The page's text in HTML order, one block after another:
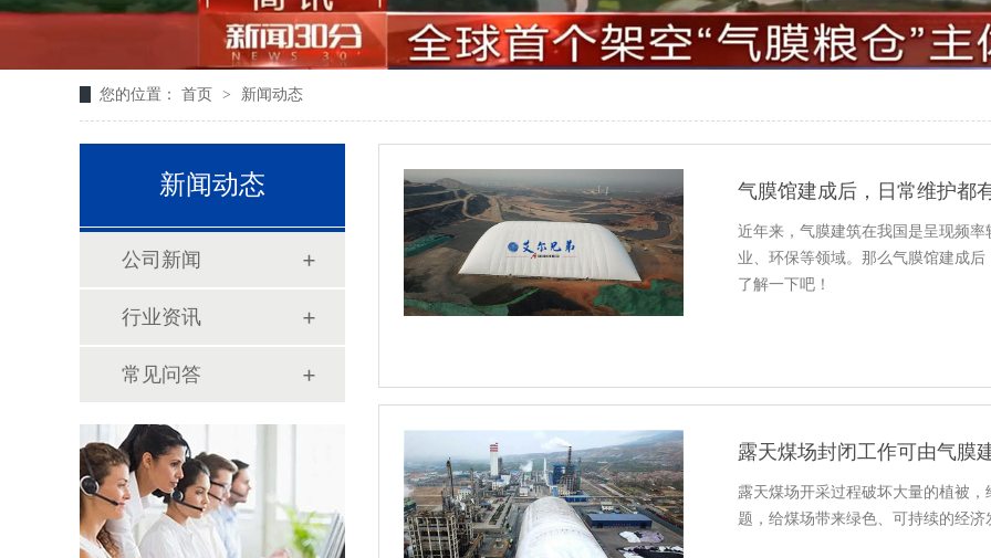
您的位置： 首页 > 新闻动态
气膜馆建成后，日常维护都
近年来，气膜建筑在我国是呈现频
业、环保等领域。那么气膜馆建成
了解一下吧！
露天煤场封闭工作可由气膜
露天煤场开采过程破坏大量的植被
题，给煤场带来绿色、可持续的经济
新闻动态
公司新闻
行业资讯
常见问答